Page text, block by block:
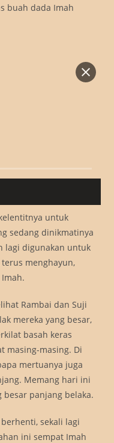
buah dada Imah
untuk
sedang dinikmatinya
lagi digunakan untuk
menghayun,
Rambai dan Suji
mereka yang besar,
basah keras
masing-masing. Di
mertuanya juga
Memang hari ini
panjang belaka.
sekali lagi
ini sempat Imah